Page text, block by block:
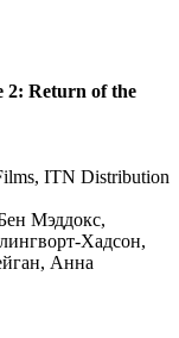
2: Return of the
ITN Distribution
Мэддокс,
Хадсон,
Анна